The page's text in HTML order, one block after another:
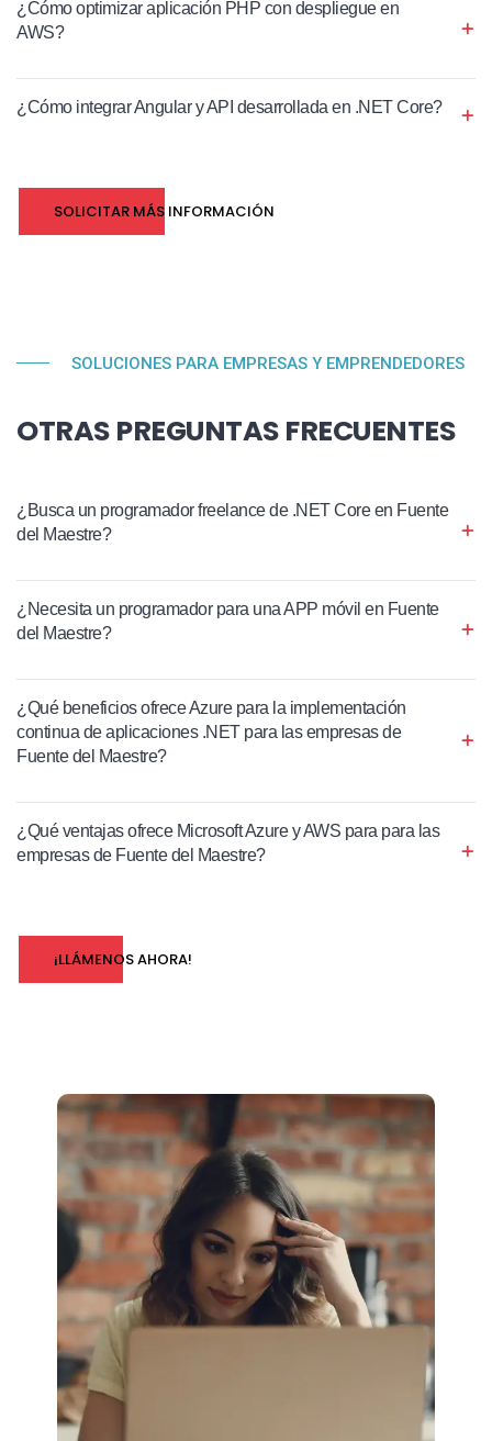
¿Cómo optimizar aplicación PHP con despliegue en
AWS?
¿Cómo integrar Angular y API desarrollada en .NET Core?
SOLICITAR MÁS INFORMACIÓN
SOLUCIONES PARA EMPRESAS Y EMPRENDEDORES
OTRAS PREGUNTAS FRECUENTES
¿Busca un programador freelance de .NET Core en Fuente
del Maestre?
¿Necesita un programador para una APP móvil en Fuente
del Maestre?
¿Qué beneficios ofrece Azure para la implementación
continua de aplicaciones .NET para las empresas de
Fuente del Maestre?
¿Qué ventajas ofrece Microsoft Azure y AWS para para las
empresas de Fuente del Maestre?
¡LLÁMENOS AHORA!